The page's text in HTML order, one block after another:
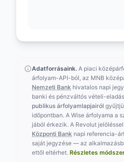
Adatforrásaink. A piaci
árfolyam-API-ból, az MNB
Nemzeti Bank hivatalos napi
banki és pénzváltós vételi-
publikus árfolyamlapjairól
időpontban. A Wise árfolyama a
jából érkezik. A Revolut
Központi Bank napi referencia-
saját jegyzése — az
ettől eltérhet. Részletes